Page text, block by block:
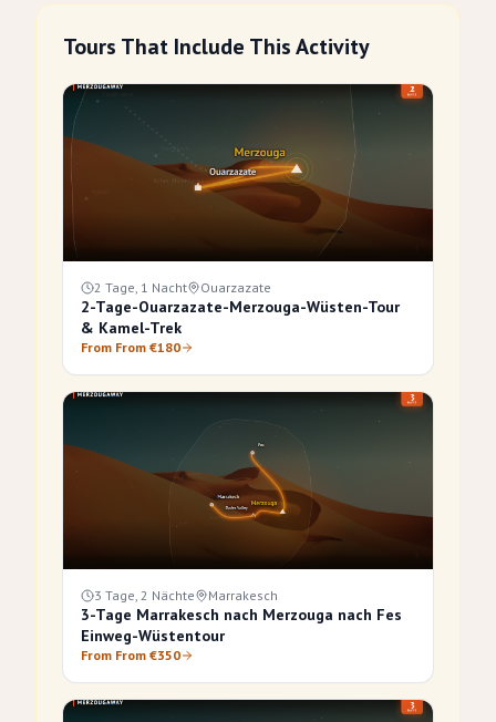
Tours That Include This Activity
2 Tage, 1 Nacht Ouarzazate
2-Tage-Ouarzazate-Merzouga-Wüsten-Tour
& Kamel-Trek
From From €180
3 Tage, 2 Nächte Marrakesch
3-Tage Marrakesch nach Merzouga nach Fes
Einweg-Wüstentour
From From €350